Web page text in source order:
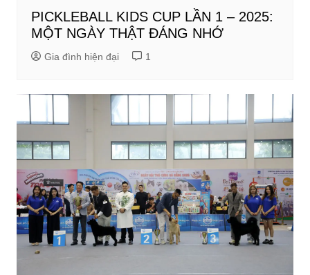
PICKLEBALL KIDS CUP LẦN 1 – 2025:
MỘT NGÀY THẬT ĐÁNG NHỚ
Gia đình hiện đại 1